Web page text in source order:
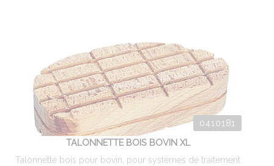
0410181
TALONNETTE BOIS BOVIN XL
Talonnette bois pour bovin, pour systèmes de traitement